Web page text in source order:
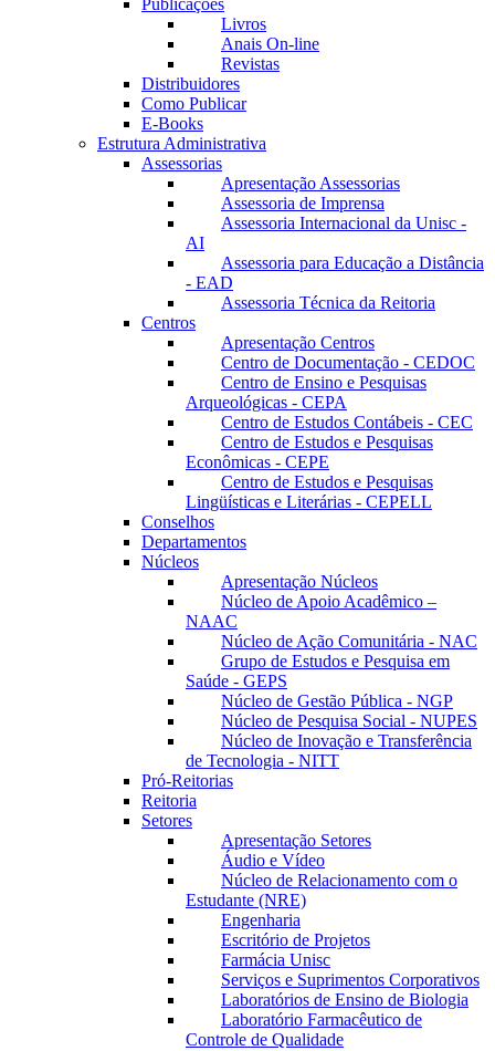
Publicações
Livros
Anais On-line
Revistas
Distribuidores
Como Publicar
E-Books
Estrutura Administrativa
Assessorias
Apresentação Assessorias
Assessoria de Imprensa
Assessoria Internacional da Unisc -
AI
Assessoria para Educação a Distância
- EAD
Assessoria Técnica da Reitoria
Centros
Apresentação Centros
Centro de Documentação - CEDOC
Centro de Ensino e Pesquisas
Arqueológicas - CEPA
Centro de Estudos Contábeis - CEC
Centro de Estudos e Pesquisas
Econômicas - CEPE
Centro de Estudos e Pesquisas
Lingüísticas e Literárias - CEPELL
Conselhos
Departamentos
Núcleos
Apresentação Núcleos
Núcleo de Apoio Acadêmico –
NAAC
Núcleo de Ação Comunitária - NAC
Grupo de Estudos e Pesquisa em
Saúde - GEPS
Núcleo de Gestão Pública - NGP
Núcleo de Pesquisa Social - NUPES
Núcleo de Inovação e Transferência
de Tecnologia - NITT
Pró-Reitorias
Reitoria
Setores
Apresentação Setores
Áudio e Vídeo
Núcleo de Relacionamento com o
Estudante (NRE)
Engenharia
Escritório de Projetos
Farmácia Unisc
Serviços e Suprimentos Corporativos
Laboratórios de Ensino de Biologia
Laboratório Farmacêutico de
Controle de Qualidade